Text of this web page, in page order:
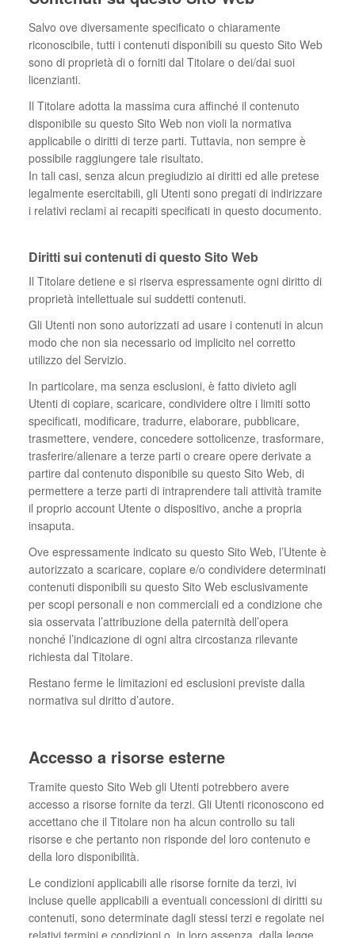
Salvo ove diversamente specificato o chiaramente
riconoscibile, tutti i contenuti disponibili su questo Sito Web
sono di proprietà di o forniti dal Titolare o dei/dai suoi
licenzianti.
Il Titolare adotta la massima cura affinché il contenuto
disponibile su questo Sito Web non violi la normativa
applicabile o diritti di terze parti. Tuttavia, non sempre è
possibile raggiungere tale risultato.
In tali casi, senza alcun pregiudizio ai diritti ed alle pretese
legalmente esercitabili, gli Utenti sono pregati di indirizzare
i relativi reclami ai recapiti specificati in questo documento.
Diritti sui contenuti di questo Sito Web
Il Titolare detiene e si riserva espressamente ogni diritto di
proprietà intellettuale sui suddetti contenuti.
Gli Utenti non sono autorizzati ad usare i contenuti in alcun
modo che non sia necessario od implicito nel corretto
utilizzo del Servizio.
In particolare, ma senza esclusioni, è fatto divieto agli
Utenti di copiare, scaricare, condividere oltre i limiti sotto
specificati, modificare, tradurre, elaborare, pubblicare,
trasmettere, vendere, concedere sottolicenze, trasformare,
trasferire/alienare a terze parti o creare opere derivate a
partire dal contenuto disponibile su questo Sito Web, di
permettere a terze parti di intraprendere tali attività tramite
il proprio account Utente o dispositivo, anche a propria
insaputa.
Ove espressamente indicato su questo Sito Web, l’Utente è
autorizzato a scaricare, copiare e/o condividere determinati
contenuti disponibili su questo Sito Web esclusivamente
per scopi personali e non commerciali ed a condizione che
sia osservata l’attribuzione della paternità dell’opera
nonché l’indicazione di ogni altra circostanza rilevante
richiesta dal Titolare.
Restano ferme le limitazioni ed esclusioni previste dalla
normativa sul diritto d’autore.
Accesso a risorse esterne
Tramite questo Sito Web gli Utenti potrebbero avere
accesso a risorse fornite da terzi. Gli Utenti riconoscono ed
accettano che il Titolare non ha alcun controllo su tali
risorse e che pertanto non risponde del loro contenuto e
della loro disponibilità.
Le condizioni applicabili alle risorse fornite da terzi, ivi
incluse quelle applicabili a eventuali concessioni di diritti su
contenuti, sono determinate dagli stessi terzi e regolate nei
relativi termini e condizioni o, in loro assenza, dalla legge.